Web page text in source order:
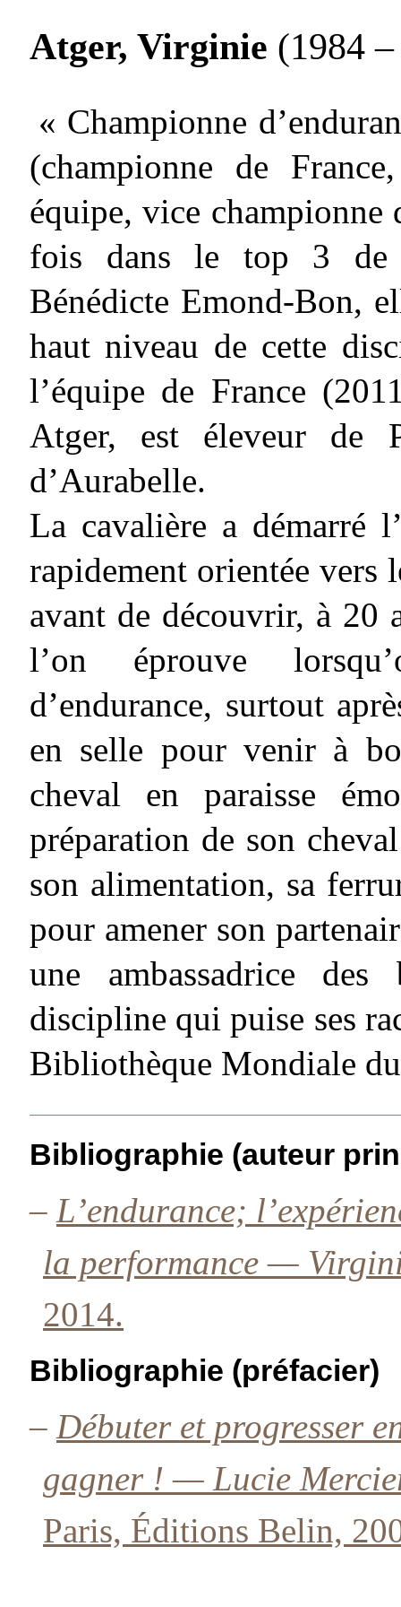
Atger, Virginie (1984
« Championne
(championne de
équipe, vice
fois dans le top 3 de
Bénédicte Emond-Bon,
haut niveau de cette
l’équipe de France
Atger, est éleveur de
d’Aurabelle.
La cavalière a démarré
rapidement orientée vers
avant de découvrir, à 20
l’on éprouve
d’endurance, surtout
en selle pour venir à
cheval en paraisse
préparation de son
son alimentation, sa
pour amener son
une ambassadrice
discipline qui puise ses
Bibliothèque Mondiale
Bibliographie (auteur
– L’endurance;
la performance —
2014.
Bibliographie (préfacier)
– Débuter et progresser
gagner ! — Lucie
Paris, Éditions Belin,